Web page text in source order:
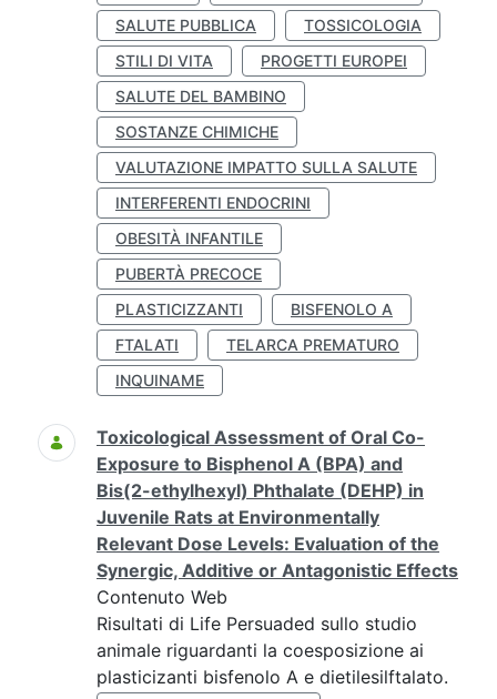
SALUTE PUBBLICA
TOSSICOLOGIA
STILI DI VITA
PROGETTI EUROPEI
SALUTE DEL BAMBINO
SOSTANZE CHIMICHE
VALUTAZIONE IMPATTO SULLA SALUTE
INTERFERENTI ENDOCRINI
OBESITÀ INFANTILE
PUBERTÀ PRECOCE
PLASTICIZZANTI
BISFENOLO A
FTALATI
TELARCA PREMATURO
INQUINAME
Toxicological Assessment of Oral Co-
Exposure to Bisphenol A (BPA) and
Bis(2-ethylhexyl) Phthalate (DEHP) in
Juvenile Rats at Environmentally
Relevant Dose Levels: Evaluation of the
Synergic, Additive or Antagonistic Effects
Contenuto Web
Risultati di Life Persuaded sullo studio
animale riguardanti la coesposizione ai
plasticizanti bisfenolo A e dietilesilftalato.